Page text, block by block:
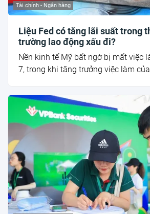
Tài chính - Ngân hàng
Liệu Fed có tăng lãi suất trong
trường lao động xấu đi?
Nền kinh tế Mỹ bất ngờ bị mất việc
7, trong khi tăng trưởng việc làm